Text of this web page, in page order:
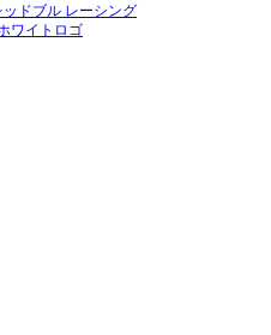
ッドブル レーシング
ワイトロゴ